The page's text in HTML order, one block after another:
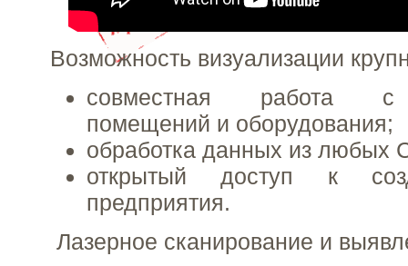
Возможность визуализации
совместная работа с
помещений и оборудования;
обработка данных из любых
открытый доступ к
предприятия.
Лазерное сканирование и